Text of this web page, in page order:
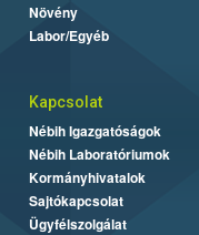
Növény
Labor/Egyéb
Kapcsolat
Nébih Igazgatóságok
Nébih Laboratóriumok
Kormányhivatalok
Sajtókapcsolat
Ügyfélszolgálat